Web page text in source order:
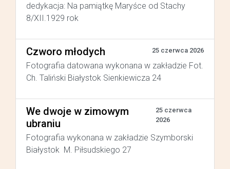
dedykacja: Na pamiątkę Maryśce od Stachy
8/XII.1929 rok
Czworo młodych 25 czerwca 2026
Fotografia datowana wykonana w zakładzie Fot.
Ch. Taliński Białystok Sienkiewicza 24
We dwoje w zimowym
ubraniu
25 czerwca
2026
Fotografia wykonana w zakładzie Szymborski
Białystok M. Piłsudskiego 27